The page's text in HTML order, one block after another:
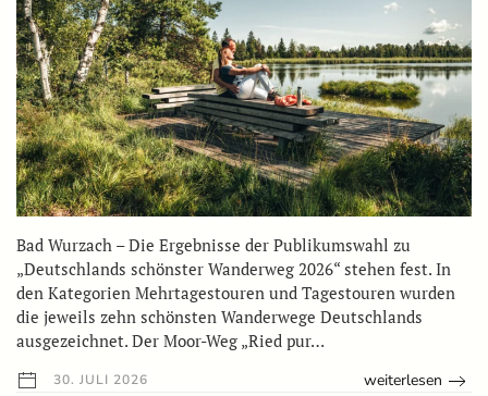
Bad Wurzach – Die Ergebnisse der Publikumswahl zu
„Deutschlands schönster Wanderweg 2026“ stehen fest. In
den Kategorien Mehrtagestouren und Tagestouren wurden
die jeweils zehn schönsten Wanderwege Deutschlands
ausgezeichnet. Der Moor-Weg „Ried pur…
30. JULI 2026 weiterlesen